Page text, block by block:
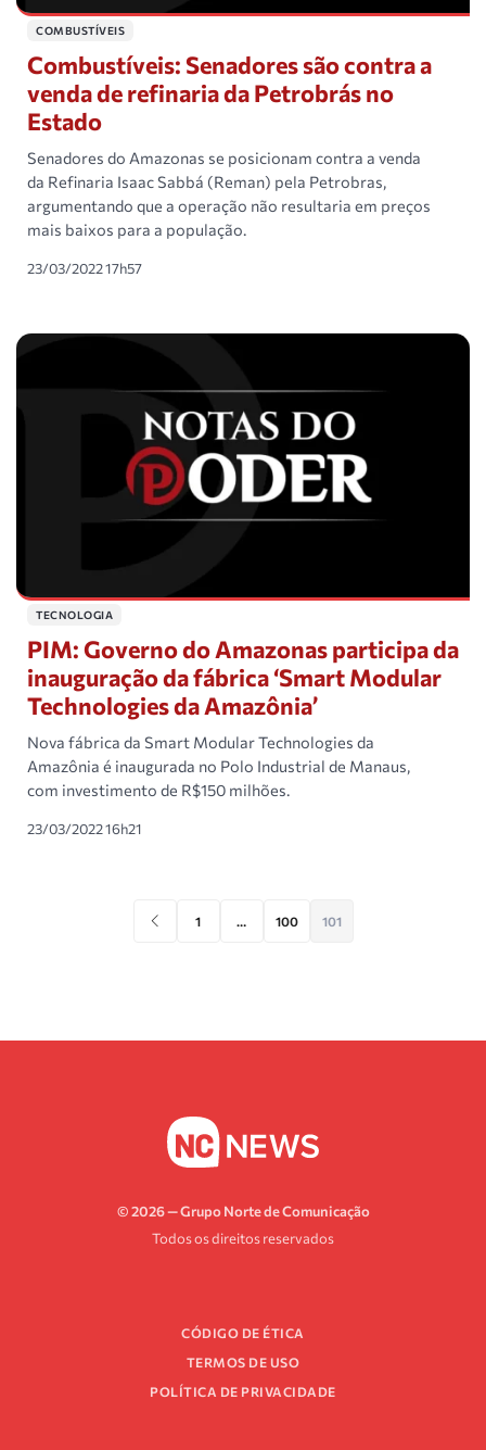
COMBUSTÍVEIS
Combustíveis: Senadores são contra a
venda de refinaria da Petrobrás no
Estado
Senadores do Amazonas se posicionam contra a venda
da Refinaria Isaac Sabbá (Reman) pela Petrobras,
argumentando que a operação não resultaria em preços
mais baixos para a população.
23/03/2022 17h57
TECNOLOGIA
PIM: Governo do Amazonas participa da
inauguração da fábrica ‘Smart Modular
Technologies da Amazônia’
Nova fábrica da Smart Modular Technologies da
Amazônia é inaugurada no Polo Industrial de Manaus,
com investimento de R$150 milhões.
23/03/2022 16h21
1 … 100 101
© 2026 — Grupo Norte de Comunicação
Todos os direitos reservados
CÓDIGO DE ÉTICA
TERMOS DE USO
POLÍTICA DE PRIVACIDADE